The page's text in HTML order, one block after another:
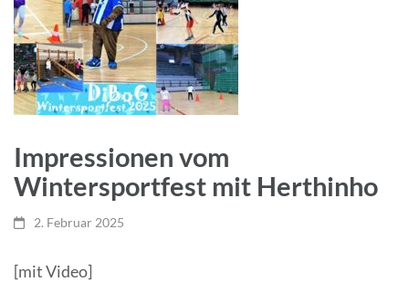
Impressionen vom
Wintersportfest mit Herthinho
2. Februar 2025
[mit Video]